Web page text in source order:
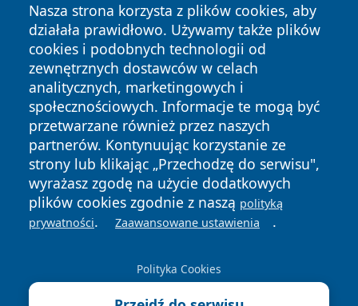
Nasza strona korzysta z plików cookies, aby
działała prawidłowo. Używamy także plików
cookies i podobnych technologii od
zewnętrznych dostawców w celach
analitycznych, marketingowych i
społecznościowych. Informacje te mogą być
przetwarzane również przez naszych
partnerów. Kontynuując korzystanie ze
strony lub klikając „Przechodzę do serwisu",
wyrażasz zgodę na użycie dodatkowych
plików cookies zgodnie z naszą polityką
prywatności. Zaawansowane ustawienia .
Polityka Cookies
Copyright © 2026 nowinypilskie.pl Wszystkie prawa
zastrzeżone.
News Autorzy
Polityka
Prywatności
Polityka
Cookies